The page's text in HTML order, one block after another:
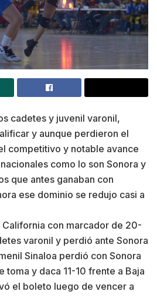
cadetes y juvenil varonil,
y aunque perdieron el
competitivo y notable avance
como lo son Sonora y
que antes ganaban con
ese dominio se redujo casi a
California con marcador de 20-
varonil y perdió ante Sonora
Sinaloa perdió con Sonora
toma y daca 11-10 frente a Baja
el boleto luego de vencer a